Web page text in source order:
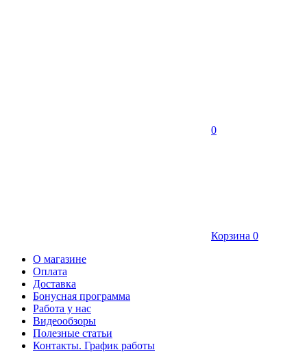
0
Корзина 0
О магазине
Оплата
Доставка
Бонусная программа
Работа у нас
Видеообзоры
Полезные статьи
Контакты. График работы